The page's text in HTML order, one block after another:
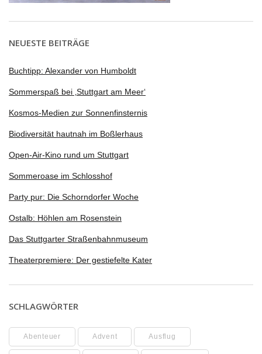
NEUESTE BEITRÄGE
Buchtipp: Alexander von Humboldt
Sommerspaß bei ‚Stuttgart am Meer‘
Kosmos-Medien zur Sonnenfinsternis
Biodiversität hautnah im Boßlerhaus
Open-Air-Kino rund um Stuttgart
Sommeroase im Schlosshof
Party pur: Die Schorndorfer Woche
Ostalb: Höhlen am Rosenstein
Das Stuttgarter Straßenbahnmuseum
Theaterpremiere: Der gestiefelte Kater
SCHLAGWÖRTER
Abenteuer Advent Ausflug